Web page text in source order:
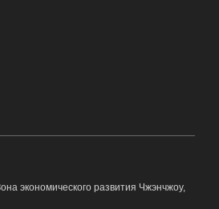
экономического развития Чжэнчжоу,